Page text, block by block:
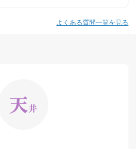
よくある質問一覧を見る